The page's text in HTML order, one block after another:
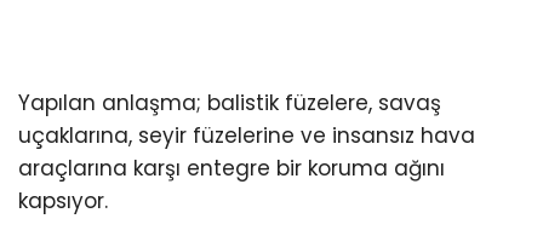
Yapılan anlaşma; balistik füzelere, savaş
uçaklarına, seyir füzelerine ve insansız hava
araçlarına karşı entegre bir koruma ağını
kapsıyor.